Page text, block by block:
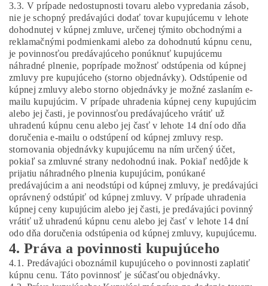
3.3. V prípade nedostupnosti tovaru alebo vypredania zásob,
nie je schopný predávajúci dodať tovar kupujúcemu v lehote
dohodnutej v kúpnej zmluve, určenej týmito obchodnými a
reklamačnými podmienkami alebo za dohodnutú kúpnu cenu,
je povinnosťou predávajúceho ponúknuť kupujúcemu
náhradné plnenie, poprípade možnosť odstúpenia od kúpnej
zmluvy pre kupujúceho (storno objednávky). Odstúpenie od
kúpnej zmluvy alebo storno objednávky je možné zaslaním e-
mailu kupujúcim. V prípade uhradenia kúpnej ceny kupujúcim
alebo jej časti, je povinnosťou predávajúceho vrátiť už
uhradenú kúpnu cenu alebo jej časť v lehote 14 dní odo dňa
doručenia e-mailu o odstúpení od kúpnej zmluvy resp.
stornovania objednávky kupujúcemu na ním určený účet,
pokiaľ sa zmluvné strany nedohodnú inak. Pokiaľ nedôjde k
prijatiu náhradného plnenia kupujúcim, ponúkané
predávajúcim a ani neodstúpi od kúpnej zmluvy, je predávajúci
oprávnený odstúpiť od kúpnej zmluvy. V prípade uhradenia
kúpnej ceny kupujúcim alebo jej časti, je predávajúci povinný
vrátiť už uhradenú kúpnu cenu alebo jej časť v lehote 14 dní
odo dňa doručenia odstúpenia od kúpnej zmluvy, kupujúcemu.
4. Práva a povinnosti kupujúceho
4.1. Predávajúci oboznámil kupujúceho o povinnosti zaplatiť
kúpnu cenu. Táto povinnosť je súčasťou objednávky.